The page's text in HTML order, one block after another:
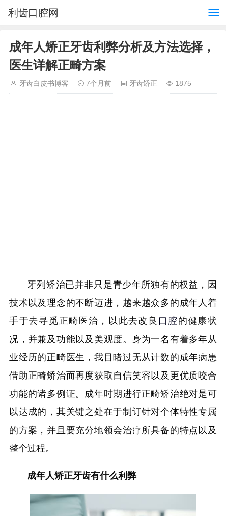
利齿口腔网
成年人矫正牙齿利弊分析及方法选择，
医生详解正畸方案
牙齿白皮书博客 7个月前 牙齿矫正 1875
牙列矫治已并非只是青少年所独有的权益，因
技术以及理念的不断迈进，越来越众多的成年人着
手于去寻觅正畸医治，以此去改良 口腔的健康状
况，并兼及功能以及美观度。身为一名有着多年从
业经历的正畸医生，我目睹过无从计数的成年病患
借助正畸矫治而再度获取自信笑容以及更优质咬合
功能的诸多例证。成年时期进行正畸矫治绝对是可
以达成的，其关键之处在于制订针对个体特性专属
的方案，并且要充分地领会治疗所具备的特点以及
整个过程。
成年人矫正牙齿有什么利弊